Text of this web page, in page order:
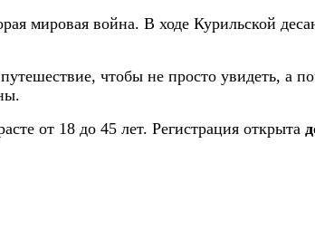
мировая война. В ходе Курильской
чтобы не просто увидеть, а
от 18 до 45 лет. Регистрация открыта